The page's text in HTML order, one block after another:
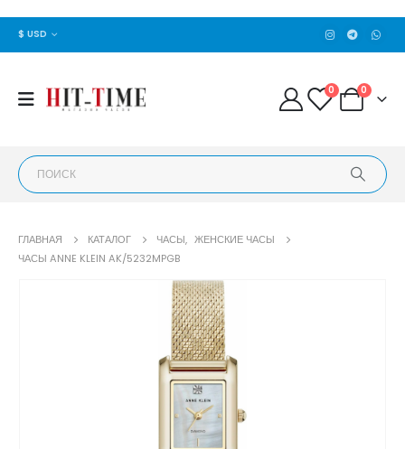
$ USD
0 0
ГЛАВНАЯ КАТАЛОГ ЧАСЫ, ЖЕНСКИЕ ЧАСЫ
ЧАСЫ ANNE KLEIN AK/5232MPGB